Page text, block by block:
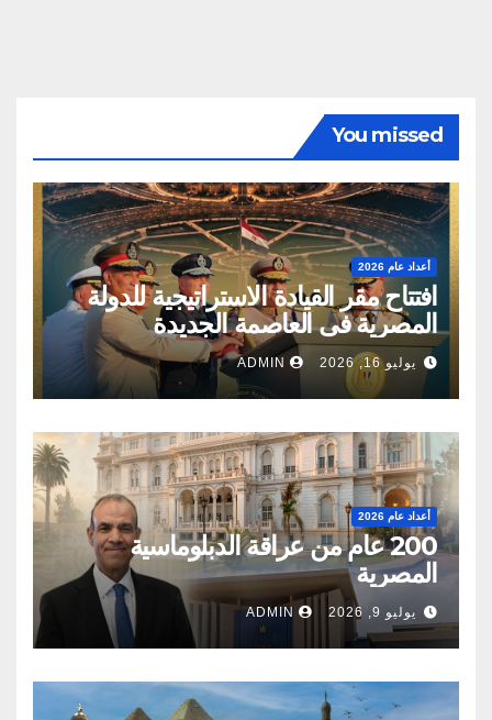
You missed
أعداد عام 2026
‬المصرية‭ ‬فى‭ ‬العاصمة‭ ‬الجديدة
يوليو 16, 2026 ADMIN
أعداد عام 2026
200 عام من عراقة الدبلوماسية
المصرية
يوليو 9, 2026 ADMIN